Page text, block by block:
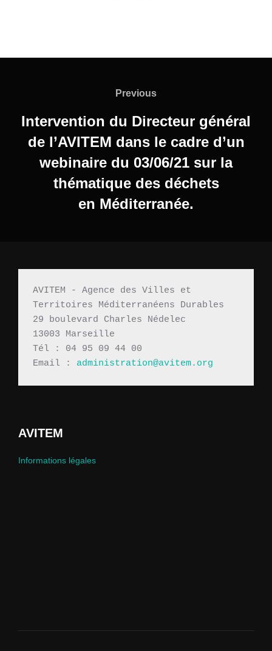
l’article
Previous
Previous
Intervention du Directeur général
de l’AVITEM dans le cadre d’un
webinaire du 03/06/21 sur la
thématique des déchets
en Méditerranée.
AVITEM - Agence des Villes et
Territoires Méditerranéens Durables
29 boulevard Charles Nédelec
13003 Marseille
Tél : 04 95 09 44 00
Email : administration@avitem.org
AVITEM
Informations légales